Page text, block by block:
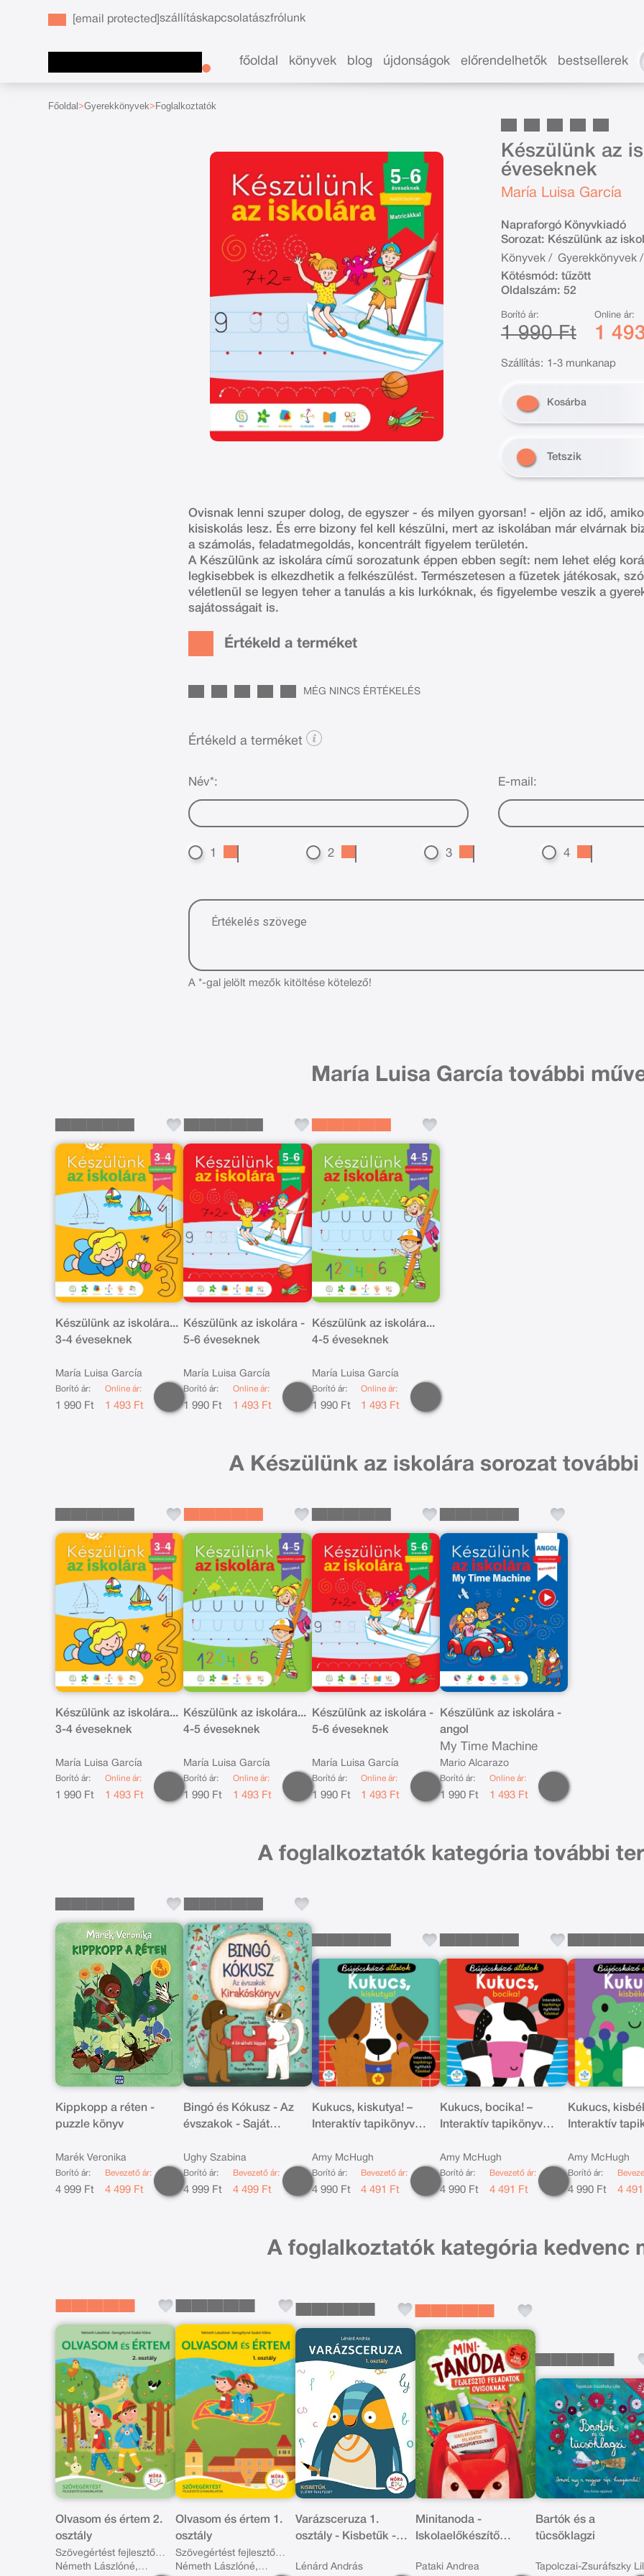
[email protected]szállításkapcsolatászfrólunk
főoldal könyvek blog újdonságok előrendelhetők bestsellerek
Főoldal Gyerekkönyvek Foglalkoztatók
Készülünk az
éveseknek
María Luisa García
Napraforgó Könyvkiadó
Sorozat: Készülünk az
Könyvek / Gyerekkönyvek /
Kötésmód: tűzött
Oldalszám: 52
Borító ár:
1 990 Ft
Online ár:
1
Szállítás: 1-3 munkanap
Kosárba
Tetszik
Ovisnak lenni szuper dolog, de egyszer - és milyen gyorsan! - eljön az idő,
kisiskolás lesz. És erre bizony fel kell készülni, mert az iskolában már elvárnak
a számolás, feladatmegoldás, koncentrált figyelem területén.
A Készülünk az iskolára című sorozatunk éppen ebben segít: nem lehet elég
legkisebbek is elkezdhetik a felkészülést. Természetesen a füzetek játékosak,
véletlenül se legyen teher a tanulás a kis lurkóknak, és figyelembe veszik a
sajátosságait is.
Értékeld a terméket
MÉG NINCS ÉRTÉKELÉS
Értékeld a terméket
Név*: E-mail:
1 2 3 4
A *-gal jelölt mezők kitöltése kötelező!
María Luisa García további
Készülünk az iskolára...
3-4 éveseknek
María Luisa García
Borító ár:
1 990 Ft
Online ár:
1 493 Ft
Készülünk az iskolára -
5-6 éveseknek
María Luisa García
Borító ár:
1 990 Ft
Online ár:
1 493 Ft
Készülünk az iskolára...
4-5 éveseknek
María Luisa García
Borító ár:
1 990 Ft
Online ár:
1 493 Ft
A Készülünk az iskolára sorozat
Készülünk az iskolára...
3-4 éveseknek
María Luisa García
Borító ár:
1 990 Ft
Online ár:
1 493 Ft
Készülünk az iskolára...
4-5 éveseknek
María Luisa García
Borító ár:
1 990 Ft
Online ár:
1 493 Ft
Készülünk az iskolára -
5-6 éveseknek
María Luisa García
Borító ár:
1 990 Ft
Online ár:
1 493 Ft
Készülünk az iskolára -
angol
My Time Machine
Mario Alcarazo
Borító ár:
1 990 Ft
Online ár:
1 493 Ft
A foglalkoztatók kategória további
Kippkopp a réten -
puzzle könyv
Marék Veronika
Borító ár:
4 999 Ft
Bevezető ár:
4 499 Ft
Bingó és Kókusz - Az
évszakok - Saját
Ughy Szabina
Borító ár:
4 999 Ft
Bevezető ár:
4 499 Ft
Kukucs, kiskutya! –
Interaktív tapikönyv
Amy McHugh
Borító ár:
4 990 Ft
Bevezető ár:
4 491 Ft
Kukucs, bocika! –
Interaktív tapikönyv
Amy McHugh
Borító ár:
4 990 Ft
Bevezető ár:
4 491 Ft
Kukucs,
Interaktív
Amy McHugh
Borító ár:
4 990 Ft 4
A foglalkoztatók kategória kedvenc
Olvasom és értem 2.
osztály
Szövegértést fejlesztő
gyakorlatok
Németh Lászlóné,
Olvasom és értem 1.
osztály
Szövegértést fejlesztő
gyakorlatok
Németh Lászlóné,
Varázsceruza 1.
osztály - Kisbetűk -
Lénárd András
Minitanoda -
Iskolaelőkészítő
nagycsoportosoknak
Pataki Andrea
Bartók és a
tücsöklagzi
Tapolczai-Zsuráfszky